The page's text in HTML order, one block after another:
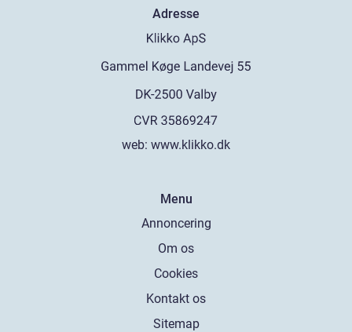
Adresse
web: www.klikko.dk
Menu
Annoncering
Om os
Cookies
Kontakt os
Sitemap